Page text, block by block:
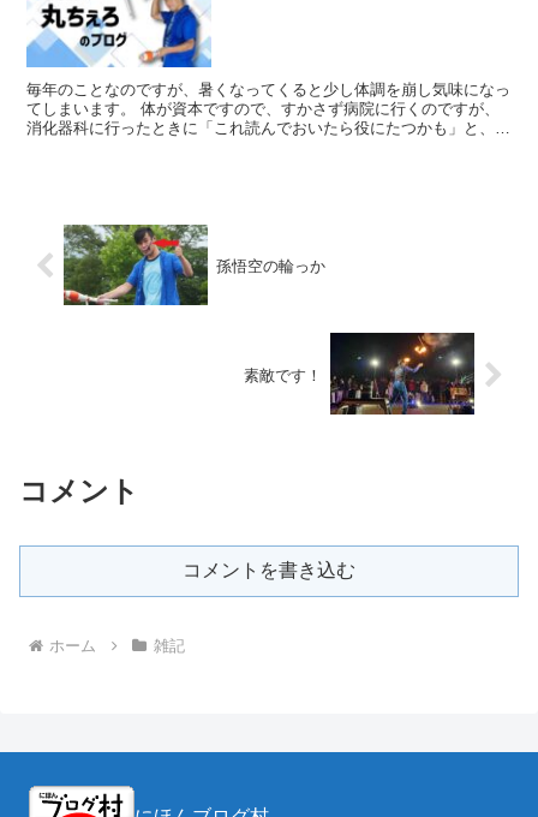
毎年のことなのですが、暑くなってくると少し体調を崩し気味になっ
てしまいます。 体が資本ですので、すかさず病院に行くのですが、
消化器科に行ったときに「これ読んでおいたら役にたつかも」と、冊
孫悟空の輪っか
素敵です！
コメント
コメントを書き込む
ホーム 雑記